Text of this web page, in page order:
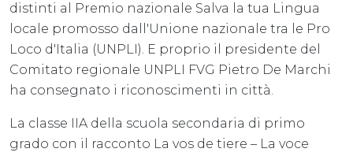
distinti al Premio nazionale Salva la tua Lingua
locale promosso dall'Unione nazionale tra le Pro
Loco d'Italia (UNPLI). E proprio il presidente del
Comitato regionale UNPLI FVG Pietro De Marchi
ha consegnato i riconoscimenti in città.
La classe IIA della scuola secondaria di primo
grado con il racconto La vos de tiere – La voce